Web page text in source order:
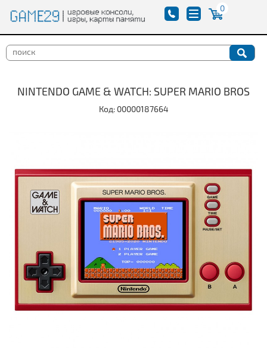
0
NINTENDO GAME & WATCH: SUPER MARIO BROS
Код: 00000187664